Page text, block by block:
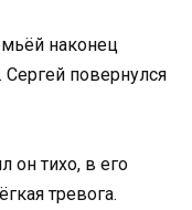
наконец
Сергей повернулся
он тихо, в его
тревога.